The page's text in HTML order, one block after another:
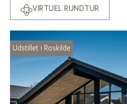
VIRTUEL RUNDTUR
Udstillet i Roskilde